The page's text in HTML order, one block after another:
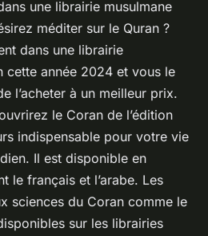
une librairie musulmane
méditer sur le Quran ?
dans une librairie
cette année 2024 et vous le
l’acheter à un meilleur prix.
le Coran de l’édition
indispensable pour votre vie
Il est disponible en
le français et l’arabe. Les
sciences du Coran comme le
sur les librairies